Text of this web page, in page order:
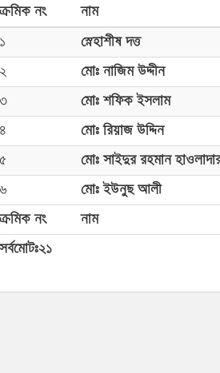
ক্রমিক নং
নাম
১
স্নেহাশীষ দত্ত
২
মোঃ নাজিম উদ্দীন
৩
মোঃ শফিক ইসলাম
৪
মোঃ রিয়াজ উদ্দিন
৫
মোঃ সাইদুর রহমান
৬
মোঃ ইউনুছ আলী
ক্রমিক নং
নাম
সর্বমোটঃ২১